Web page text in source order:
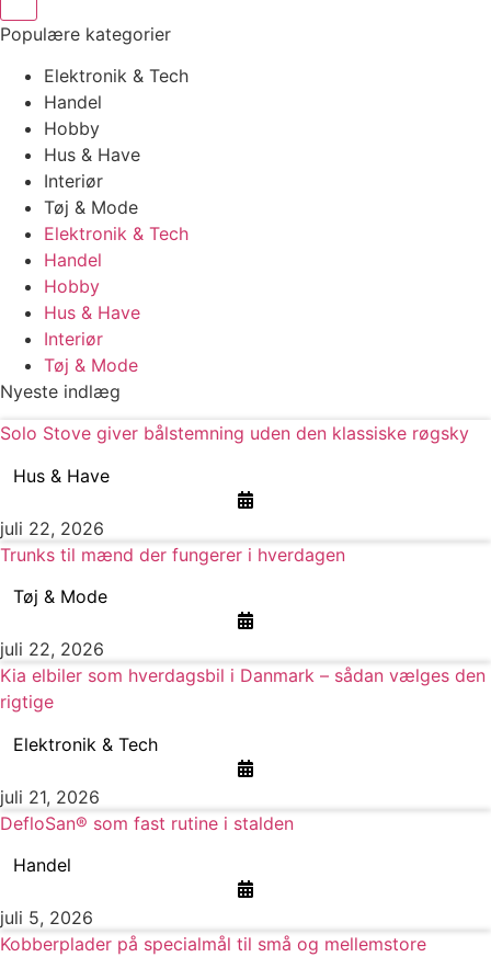
Populære kategorier
Elektronik & Tech
Handel
Hobby
Hus & Have
Interiør
Tøj & Mode
Elektronik & Tech
Handel
Hobby
Hus & Have
Interiør
Tøj & Mode
Nyeste indlæg
Solo Stove giver bålstemning uden den klassiske røgsky
Hus & Have
juli 22, 2026
Trunks til mænd der fungerer i hverdagen
Tøj & Mode
juli 22, 2026
Kia elbiler som hverdagsbil i Danmark – sådan vælges den
rigtige
Elektronik & Tech
juli 21, 2026
DefloSan® som fast rutine i stalden
Handel
juli 5, 2026
Kobberplader på specialmål til små og mellemstore